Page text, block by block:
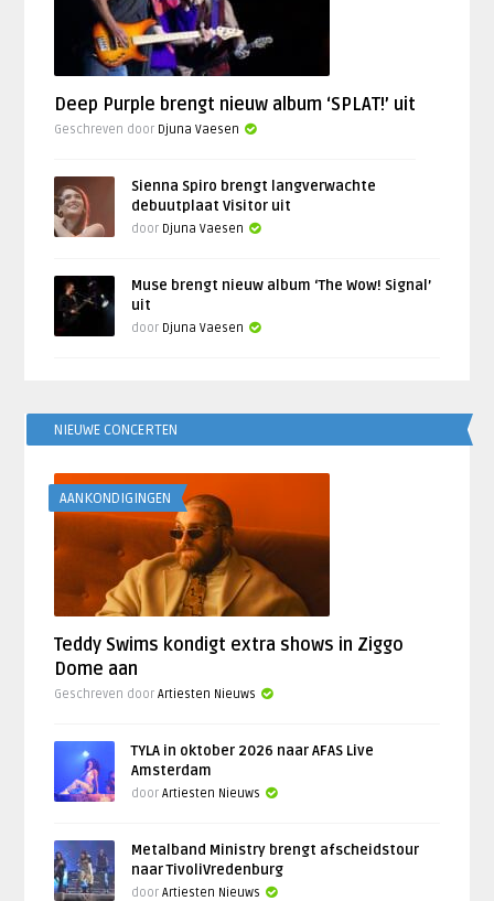
Deep Purple brengt nieuw album ‘SPLAT!’ uit
Geschreven door Djuna Vaesen
Sienna Spiro brengt langverwachte
debuutplaat Visitor uit
door Djuna Vaesen
Muse brengt nieuw album ‘The Wow! Signal’
uit
door Djuna Vaesen
NIEUWE CONCERTEN
AANKONDIGINGEN
Teddy Swims kondigt extra shows in Ziggo
Dome aan
Geschreven doorArtiesten Nieuws
TYLA in oktober 2026 naar AFAS Live
Amsterdam
doorArtiesten Nieuws
Metalband Ministry brengt afscheidstour
naar TivoliVredenburg
doorArtiesten Nieuws